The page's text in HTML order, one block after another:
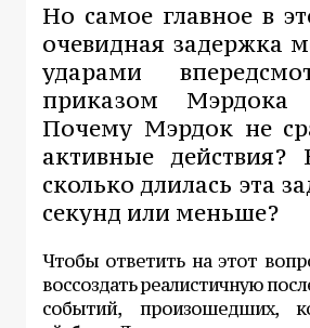
Но самое главное в
очевидная задержка
ударами
приказом Мэрдока
Почему Мэрдок не
активные действия?
сколько длилась эта
секунд или меньше?
Чтобы ответить на этот
воссоздать реалистичную
событий, произошедших,